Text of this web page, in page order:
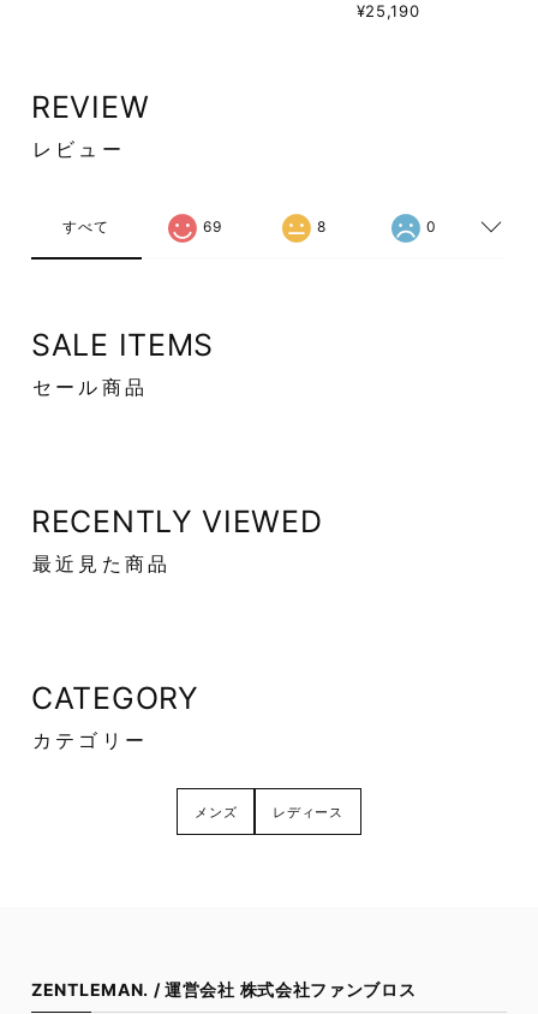
¥25,190
REVIEW
レビュー
すべて 69 8 0
SALE ITEMS
セール商品
RECENTLY VIEWED
最近見た商品
CATEGORY
カテゴリー
メンズ レディース
ZENTLEMAN. / 運営会社 株式会社ファンブロス